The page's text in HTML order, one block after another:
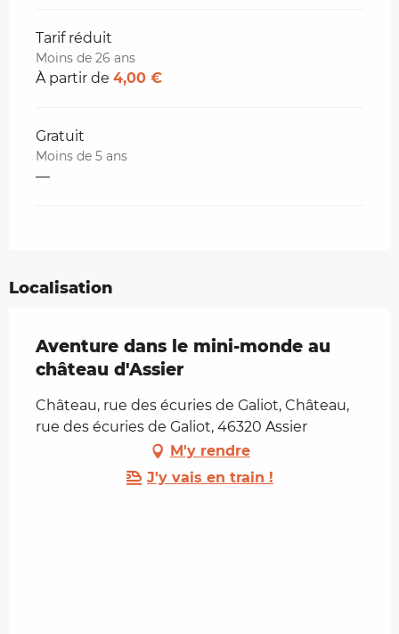
Tarif réduit
Moins de 26 ans
À partir de 4,00 €
Gratuit
Moins de 5 ans
—
Localisation
Aventure dans le mini-monde au
château d'Assier
Château, rue des écuries de Galiot, Château,
rue des écuries de Galiot, 46320 Assier
M'y rendre
J'y vais en train !